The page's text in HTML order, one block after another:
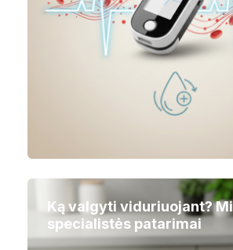
Ką valgyti viduriuojant?
specialistės patarimai